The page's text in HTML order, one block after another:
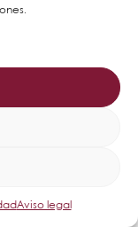
Aviso legal